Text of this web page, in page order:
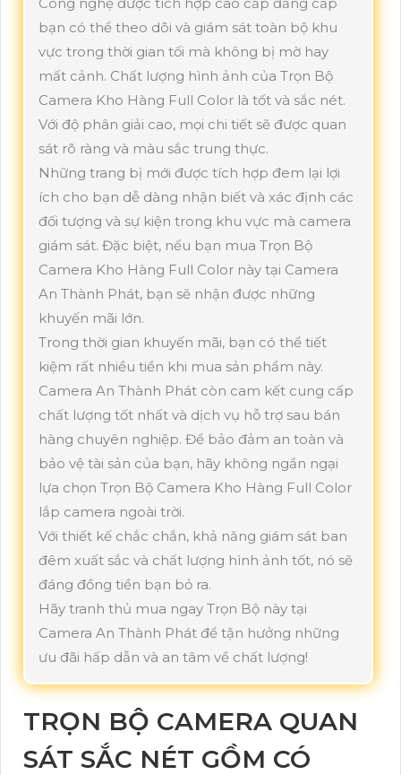
bạn có thể theo dõi và giám sát toàn bộ khu
vực trong thời gian tối mà không bị mờ hay
mất cảnh. Chất lượng hình ảnh của Trọn Bộ
Camera Kho Hàng Full Color là tốt và sắc nét.
Với độ phân giải cao, mọi chi tiết sẽ được quan
sát rõ ràng và màu sắc trung thực.
Những trang bị mới được tích hợp đem lại lợi
ích cho bạn dễ dàng nhận biết và xác định các
đối tượng và sự kiện trong khu vực mà camera
giám sát. Đặc biệt, nếu bạn mua Trọn Bộ
Camera Kho Hàng Full Color này tại Camera
An Thành Phát, bạn sẽ nhận được những
khuyến mãi lớn.
Trong thời gian khuyến mãi, bạn có thể tiết
kiệm rất nhiều tiền khi mua sản phẩm này.
Camera An Thành Phát còn cam kết cung cấp
chất lượng tốt nhất và dịch vụ hỗ trợ sau bán
hàng chuyên nghiệp. Để bảo đảm an toàn và
bảo vệ tài sản của bạn, hãy không ngần ngại
lựa chọn Trọn Bộ Camera Kho Hàng Full Color
lắp camera ngoài trời.
Với thiết kế chắc chắn, khả năng giám sát ban
đêm xuất sắc và chất lượng hình ảnh tốt, nó sẽ
đáng đồng tiền bạn bỏ ra.
Hãy tranh thủ mua ngay Trọn Bộ này tại
Camera An Thành Phát để tận hưởng những
ưu đãi hấp dẫn và an tâm về chất lượng!
TRỌN BỘ CAMERA QUAN
SÁT SẮC NÉT GỒM CÓ